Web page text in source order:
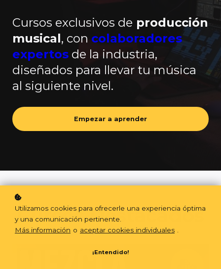
Cursos exclusivos de producción
musical, con colaboradores
expertos de la industria,
diseñados para llevar tu música
al siguiente nivel.
Empezar a aprender
Cursos Destacados
Utilizamos cookies para ofrecerle una experiencia óptima
y una comunicación pertinente.
Más información o aceptar cookies individuales
¡Entendido!